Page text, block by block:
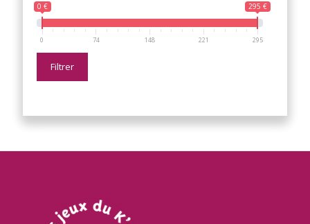
0 € 295 €
0 74 148 221 295
Filtrer